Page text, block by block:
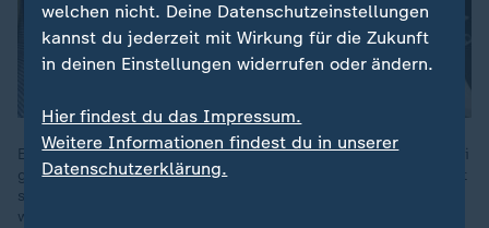
Ernährungswissenschaftlerin Brigitte Bäuerlein präsentiert drei
gesunde Mahlzeiten mit natürlichem Protein. Außerdem erklärt
sie, wer besonders auf seine Proteinzufuhr achten muss und
welche Lebensmittel reich an Eiweiß sind.
welchen nicht. Deine Datenschutzeinstellungen
kannst du jederzeit mit Wirkung für die Zukunft
in deinen Einstellungen widerrufen oder ändern.
Hier findest du das Impressum.
Weitere Informationen findest du in unserer
Datenschutzerklärung.